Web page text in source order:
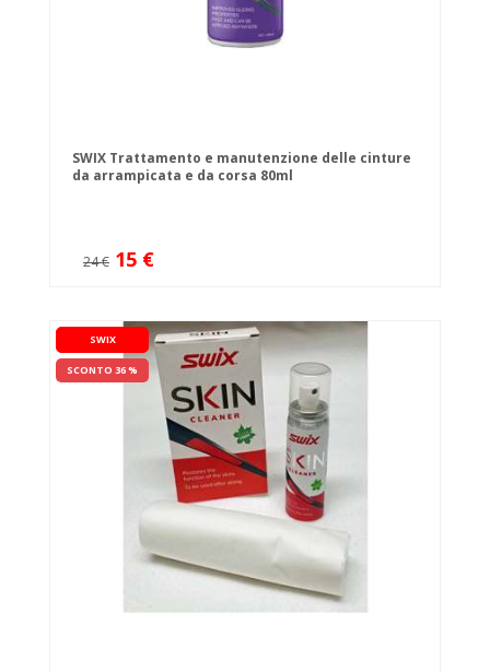
SWIX Trattamento e manutenzione delle cinture
da arrampicata e da corsa 80ml
24 € 15 €
SWIX
SCONTO 36 %